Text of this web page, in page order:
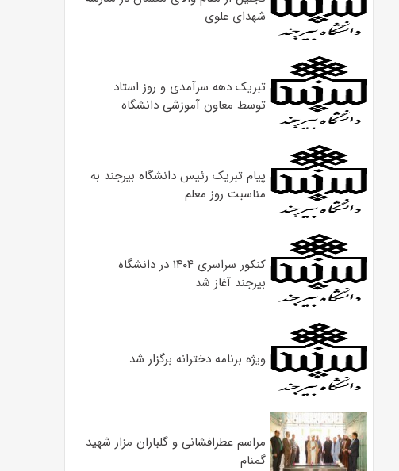
شهدای علوی
تبریک دهه سرآمدی و روز استاد
توسط معاون آموزشی دانشگاه
پیام تبریک رئیس دانشگاه بیرجند به
مناسبت روز معلم
کنکور سراسری ۱۴۰۴ در دانشگاه
بیرجند آغاز شد
ویژه برنامه دخترانه برگزار شد
مراسم عطرافشانی و گلباران مزار شهید
گمنام